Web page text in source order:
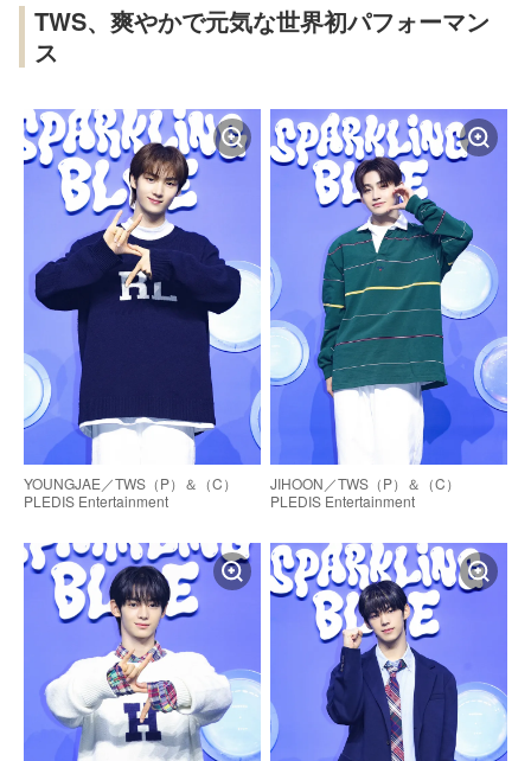
TWS、爽やかで元気な世界初パフォーマン
ス
YOUNGJAE／TWS（P）＆（C）
PLEDIS Entertainment
JIHOON／TWS（P）＆（C）
PLEDIS Entertainment